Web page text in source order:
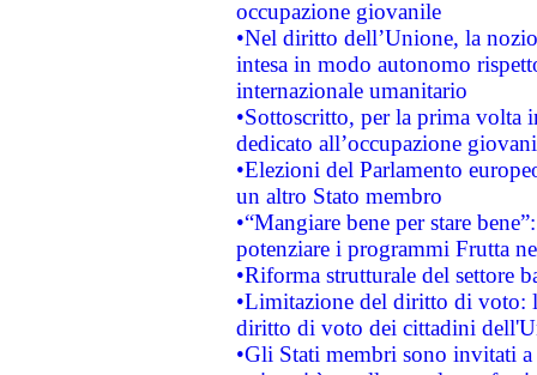
occupazione giovanile
•Nel diritto dell’Unione, la
intesa in modo autonomo
internazionale umanitario
•Sottoscritto, per la prima volta
dedicato all’occupazione
•Elezioni del Parlamento
un altro Stato membro
•“Mangiare bene per stare
potenziare i programmi Frutta
•Riforma strutturale del settore
•Limitazione del diritto di voto:
diritto di voto dei cittadini
•Gli Stati membri sono invitati